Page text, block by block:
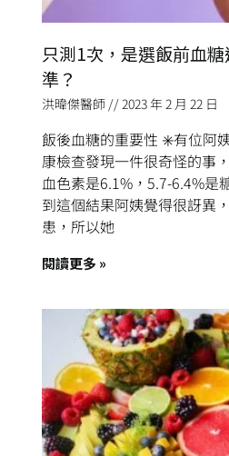
只測1次，是選飯前血
準？
洪暐傑醫師 2023 年 2 月 22 日
飯後血糖的重要性 ✳️有位阿
康檢查發現一件很奇怪的事
血色素是6.1%，5.7-6.4%是
到這個結果阿姨覺得很訝異
患，所以她
閱讀更多 »